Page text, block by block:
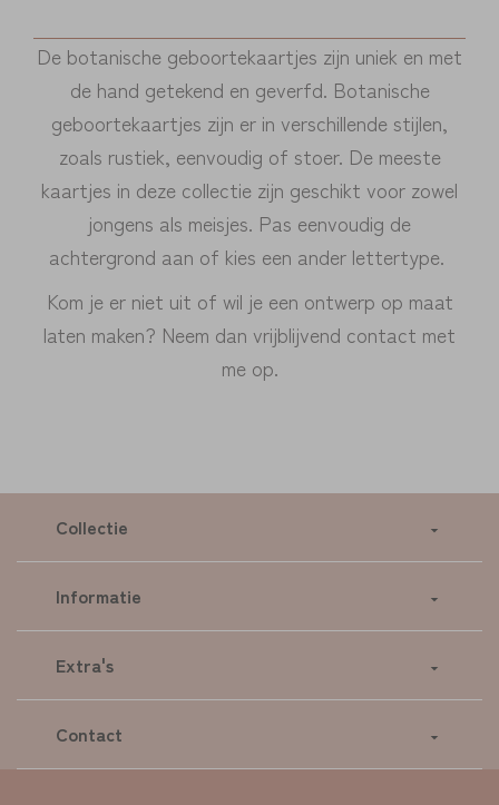
De botanische geboortekaartjes zijn uniek en met
de hand getekend en geverfd. Botanische
geboortekaartjes zijn er in verschillende stijlen,
zoals rustiek, eenvoudig of stoer. De meeste
kaartjes in deze collectie zijn geschikt voor zowel
jongens als meisjes. Pas eenvoudig de
achtergrond aan of kies een ander lettertype.
Kom je er niet uit of wil je een ontwerp op maat
laten maken? Neem dan vrijblijvend contact met
me op.
Collectie
Informatie
Extra's
Contact